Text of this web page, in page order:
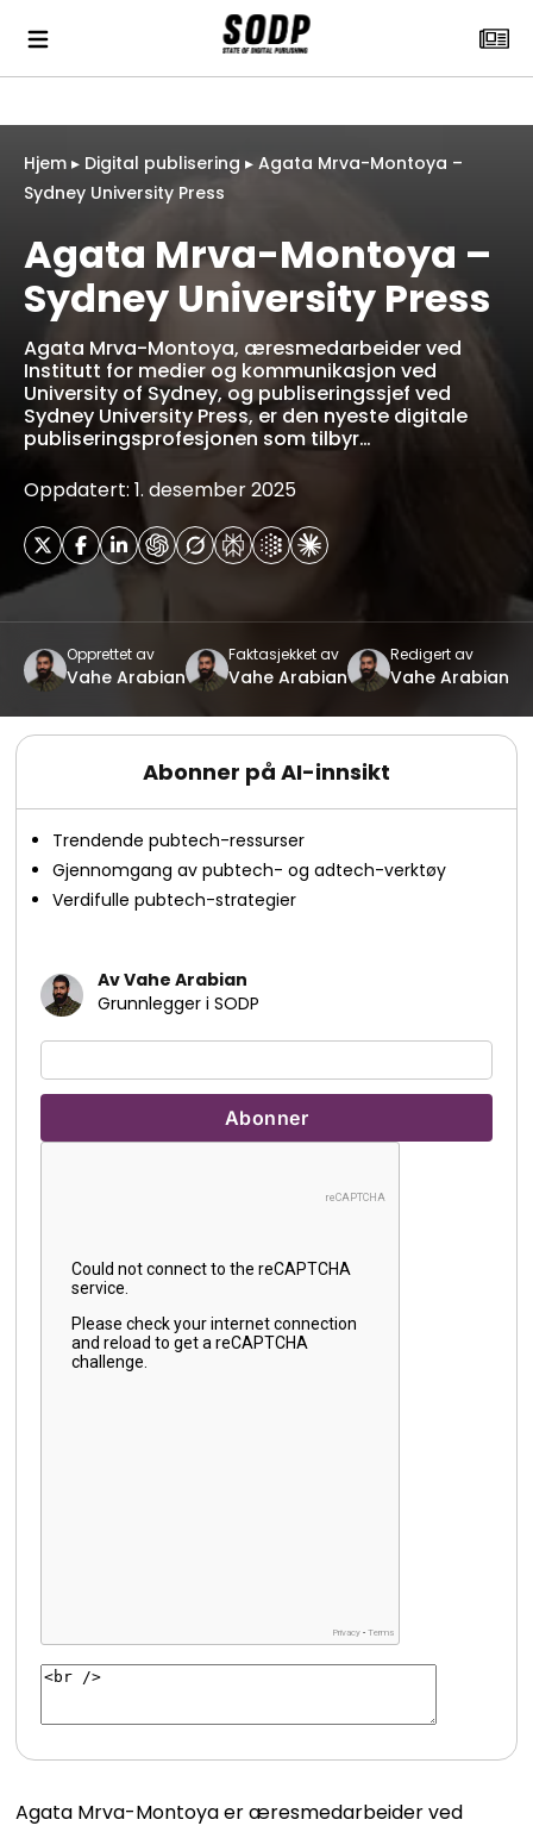
Hjem ▸ Digital publisering ▸ Agata Mrva-Montoya –
Sydney University Press
Agata Mrva-Montoya –
Sydney University Press
Agata Mrva-Montoya, æresmedarbeider ved
Institutt for medier og kommunikasjon ved
University of Sydney, og publiseringssjef ved
Sydney University Press, er den nyeste digitale
publiseringsprofesjonen som tilbyr…
Oppdatert: 1. desember 2025
Opprettet av
Vahe Arabian
Faktasjekket av
Vahe Arabian
Redigert av
Vahe Arabian
Abonner på AI-innsikt
Trendende pubtech-ressurser
Gjennomgang av pubtech- og adtech-verktøy
Verdifulle pubtech-strategier
Av Vahe Arabian
Grunnlegger i SODP
Agata Mrva-Montoya er æresmedarbeider ved